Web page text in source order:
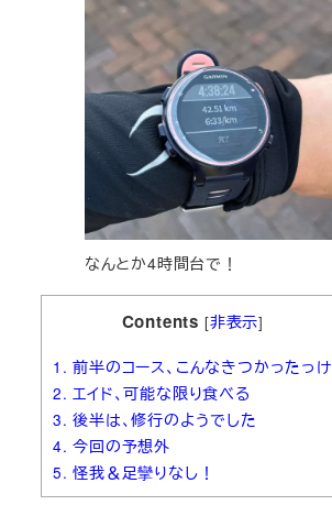
なんとか4時間台で！
Contents [非表示]
1. 前半のコース、こんなきつかったっけ
2. エイド、可能な限り食べる
3. 後半は、修行のようでした
4. 今回の予想外
5. 怪我＆足攣りなし！